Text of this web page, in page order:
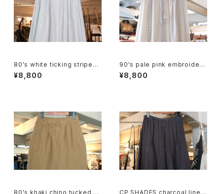
80's white ticking striped
cotton flared Skirt
¥8,800
90's pale pink embroidere
d rayon easy Skirt
¥8,800
80's khaki chino tucked p
CP SHADES charcoal linen